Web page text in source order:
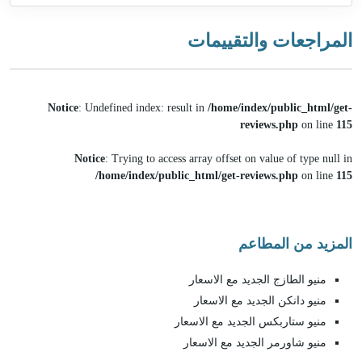
المراجعات والتقييمات
Notice: Undefined index: result in /home/index/public_html/get-
reviews.php on line 115
Notice: Trying to access array offset on value of type null in
/home/index/public_html/get-reviews.php on line 115
المزيد من المطاعم
منيو الطازج الجديد مع الاسعار
منيو دانكن الجديد مع الاسعار
منيو ستاربكس الجديد مع الاسعار
منيو شاورمر الجديد مع الاسعار